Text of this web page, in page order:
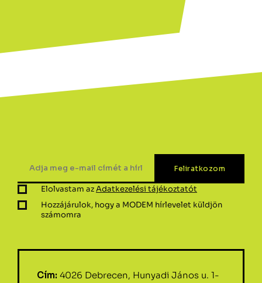
Elolvastam azAdatkezelési tájékoztatót
Hozzájárulok, hogy a MODEM hírlevelet küldjön
számomra
Cím: 4026 Debrecen, Hunyadi János u. 1-